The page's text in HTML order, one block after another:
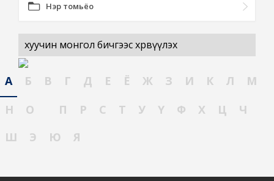
Нэр томьёо
хуучин монгол бичгээс хөрвүүлэх
А Б В Г Д Е Ё Ж З И К Л
М
Н
О П Р С Т У Ү Ф Х Ц
Ч
Ш
Э Ю Я